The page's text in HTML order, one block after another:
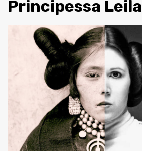
Principessa Leila